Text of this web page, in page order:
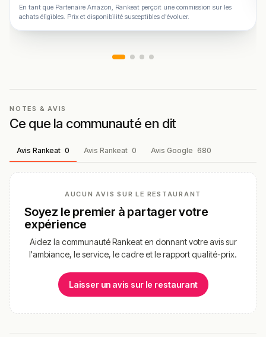
En tant que Partenaire Amazon, Rankeat perçoit une commission sur les
achats éligibles. Prix et disponibilité susceptibles d'évoluer.
NOTES & AVIS
Ce que la communauté en dit
Avis Rankeat 0 Avis Rankeat 0 Avis Google 680
AUCUN AVIS SUR LE RESTAURANT
Soyez le premier à partager votre
expérience
Aidez la communauté Rankeat en donnant votre avis sur
l'ambiance, le service, le cadre et le rapport qualité-prix.
Laisser un avis sur le restaurant